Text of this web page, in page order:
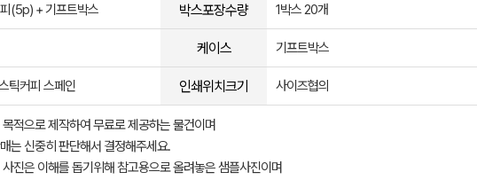
(5p) + 기프트박스 박스포장수량 1박스 20개
케이스 기프트박스
틱커피 스페인 인쇄위치크기 사이즈협의
적으로 제작하여 무료로 제공하는 물건이며
는 신중히 판단해서 결정해주세요.
진은 이해를 돕기위해 참고용으로 올려놓은 샘플사진이며